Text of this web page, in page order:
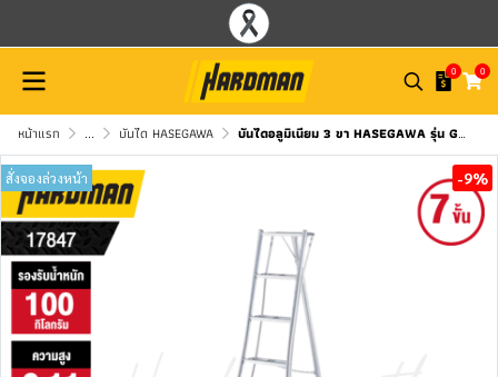
0 0
หน้าแรก ... บันได HASEGAWA บันไดอลูมิเนียม 3 ขา HASEGAWA รุ่น GSC-210a
สั่งจองล่วงหน้า -9%